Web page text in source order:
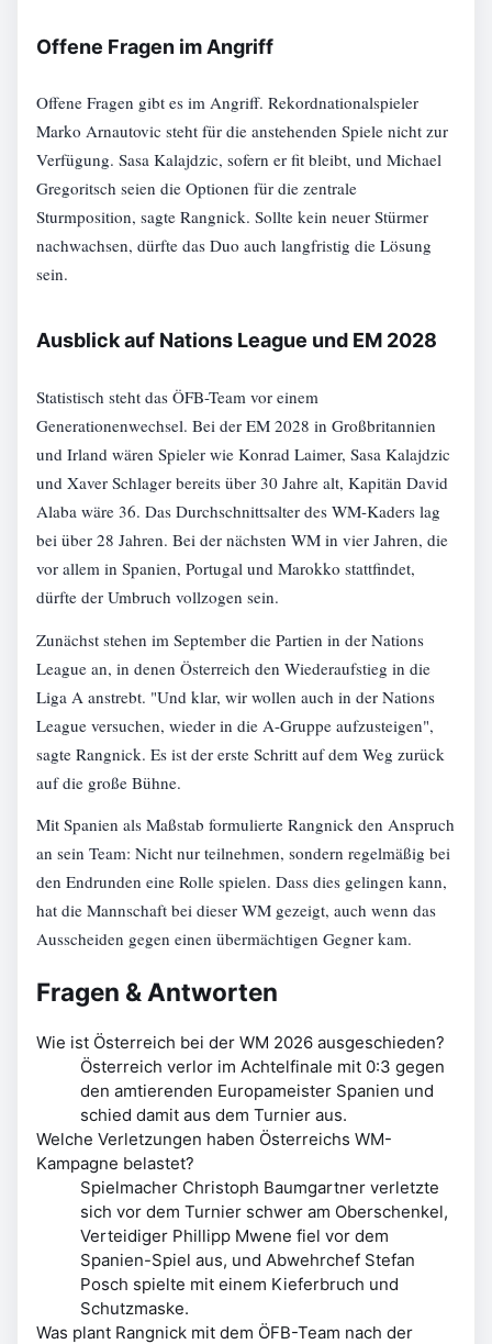
Offene Fragen im Angriff
Offene Fragen gibt es im Angriff. Rekordnationalspieler
Marko Arnautovic steht für die anstehenden Spiele nicht zur
Verfügung. Sasa Kalajdzic, sofern er fit bleibt, und Michael
Gregoritsch seien die Optionen für die zentrale
Sturmposition, sagte Rangnick. Sollte kein neuer Stürmer
nachwachsen, dürfte das Duo auch langfristig die Lösung
sein.
Ausblick auf Nations League und EM 2028
Statistisch steht das ÖFB-Team vor einem
Generationenwechsel. Bei der EM 2028 in Großbritannien
und Irland wären Spieler wie Konrad Laimer, Sasa Kalajdzic
und Xaver Schlager bereits über 30 Jahre alt, Kapitän David
Alaba wäre 36. Das Durchschnittsalter des WM-Kaders lag
bei über 28 Jahren. Bei der nächsten WM in vier Jahren, die
vor allem in Spanien, Portugal und Marokko stattfindet,
dürfte der Umbruch vollzogen sein.
Zunächst stehen im September die Partien in der Nations
League an, in denen Österreich den Wiederaufstieg in die
Liga A anstrebt. "Und klar, wir wollen auch in der Nations
League versuchen, wieder in die A-Gruppe aufzusteigen",
sagte Rangnick. Es ist der erste Schritt auf dem Weg zurück
auf die große Bühne.
Mit Spanien als Maßstab formulierte Rangnick den Anspruch
an sein Team: Nicht nur teilnehmen, sondern regelmäßig bei
den Endrunden eine Rolle spielen. Dass dies gelingen kann,
hat die Mannschaft bei dieser WM gezeigt, auch wenn das
Ausscheiden gegen einen übermächtigen Gegner kam.
Fragen & Antworten
Wie ist Österreich bei der WM 2026 ausgeschieden?
Österreich verlor im Achtelfinale mit 0:3 gegen
den amtierenden Europameister Spanien und
schied damit aus dem Turnier aus.
Welche Verletzungen haben Österreichs WM-
Kampagne belastet?
Spielmacher Christoph Baumgartner verletzte
sich vor dem Turnier schwer am Oberschenkel,
Verteidiger Phillipp Mwene fiel vor dem
Spanien-Spiel aus, und Abwehrchef Stefan
Posch spielte mit einem Kieferbruch und
Schutzmaske.
Was plant Rangnick mit dem ÖFB-Team nach der